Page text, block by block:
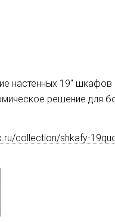
настенных 19" шкафов
решение для
collection/shkafy-